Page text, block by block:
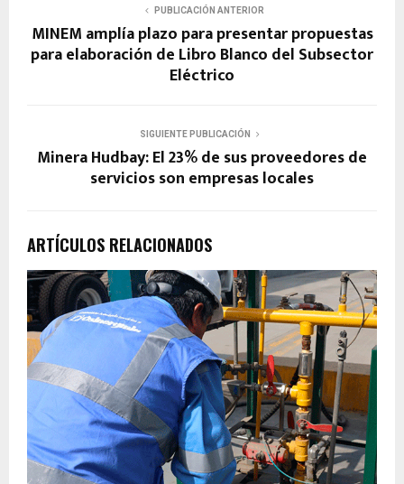
PUBLICACIÓN ANTERIOR
MINEM amplía plazo para presentar propuestas
para elaboración de Libro Blanco del Subsector
Eléctrico
SIGUIENTE PUBLICACIÓN
Minera Hudbay: El 23% de sus proveedores de
servicios son empresas locales
ARTÍCULOS RELACIONADOS